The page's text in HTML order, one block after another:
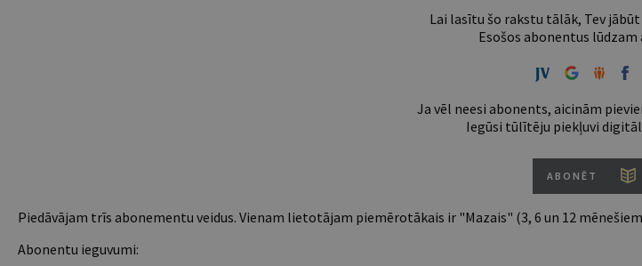
Lai lasītu šo rakstu tālāk, Tev
Esošos abonentus
Ja vēl neesi abonents, aicinām
Iegūsi tūlītēju piekļuvi
ABONĒT
Piedāvājam trīs abonementu veidus. Vienam lietotājam piemērotākais ir "Mazais" (3, 6 un 12
Abonentu ieguvumi: